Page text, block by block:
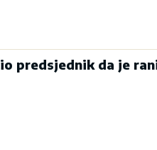
predsjednik da je